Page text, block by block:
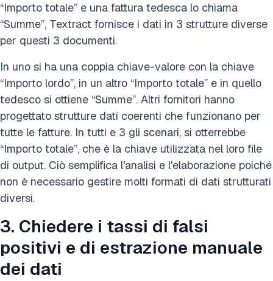
“Importo totale” e una fattura tedesca lo chiama
“Summe”, Textract fornisce i dati in 3 strutture diverse
per questi 3 documenti.
In uno si ha una coppia chiave-valore con la chiave
“Importo lordo”, in un altro “Importo totale” e in quello
tedesco si ottiene “Summe”. Altri fornitori hanno
progettato strutture dati coerenti che funzionano per
tutte le fatture. In tutti e 3 gli scenari, si otterrebbe
“Importo totale”, che è la chiave utilizzata nel loro file
di output. Ciò semplifica l'analisi e l'elaborazione poiché
non è necessario gestire molti formati di dati strutturati
diversi.
3. Chiedere i tassi di falsi
positivi e di estrazione manuale
dei dati